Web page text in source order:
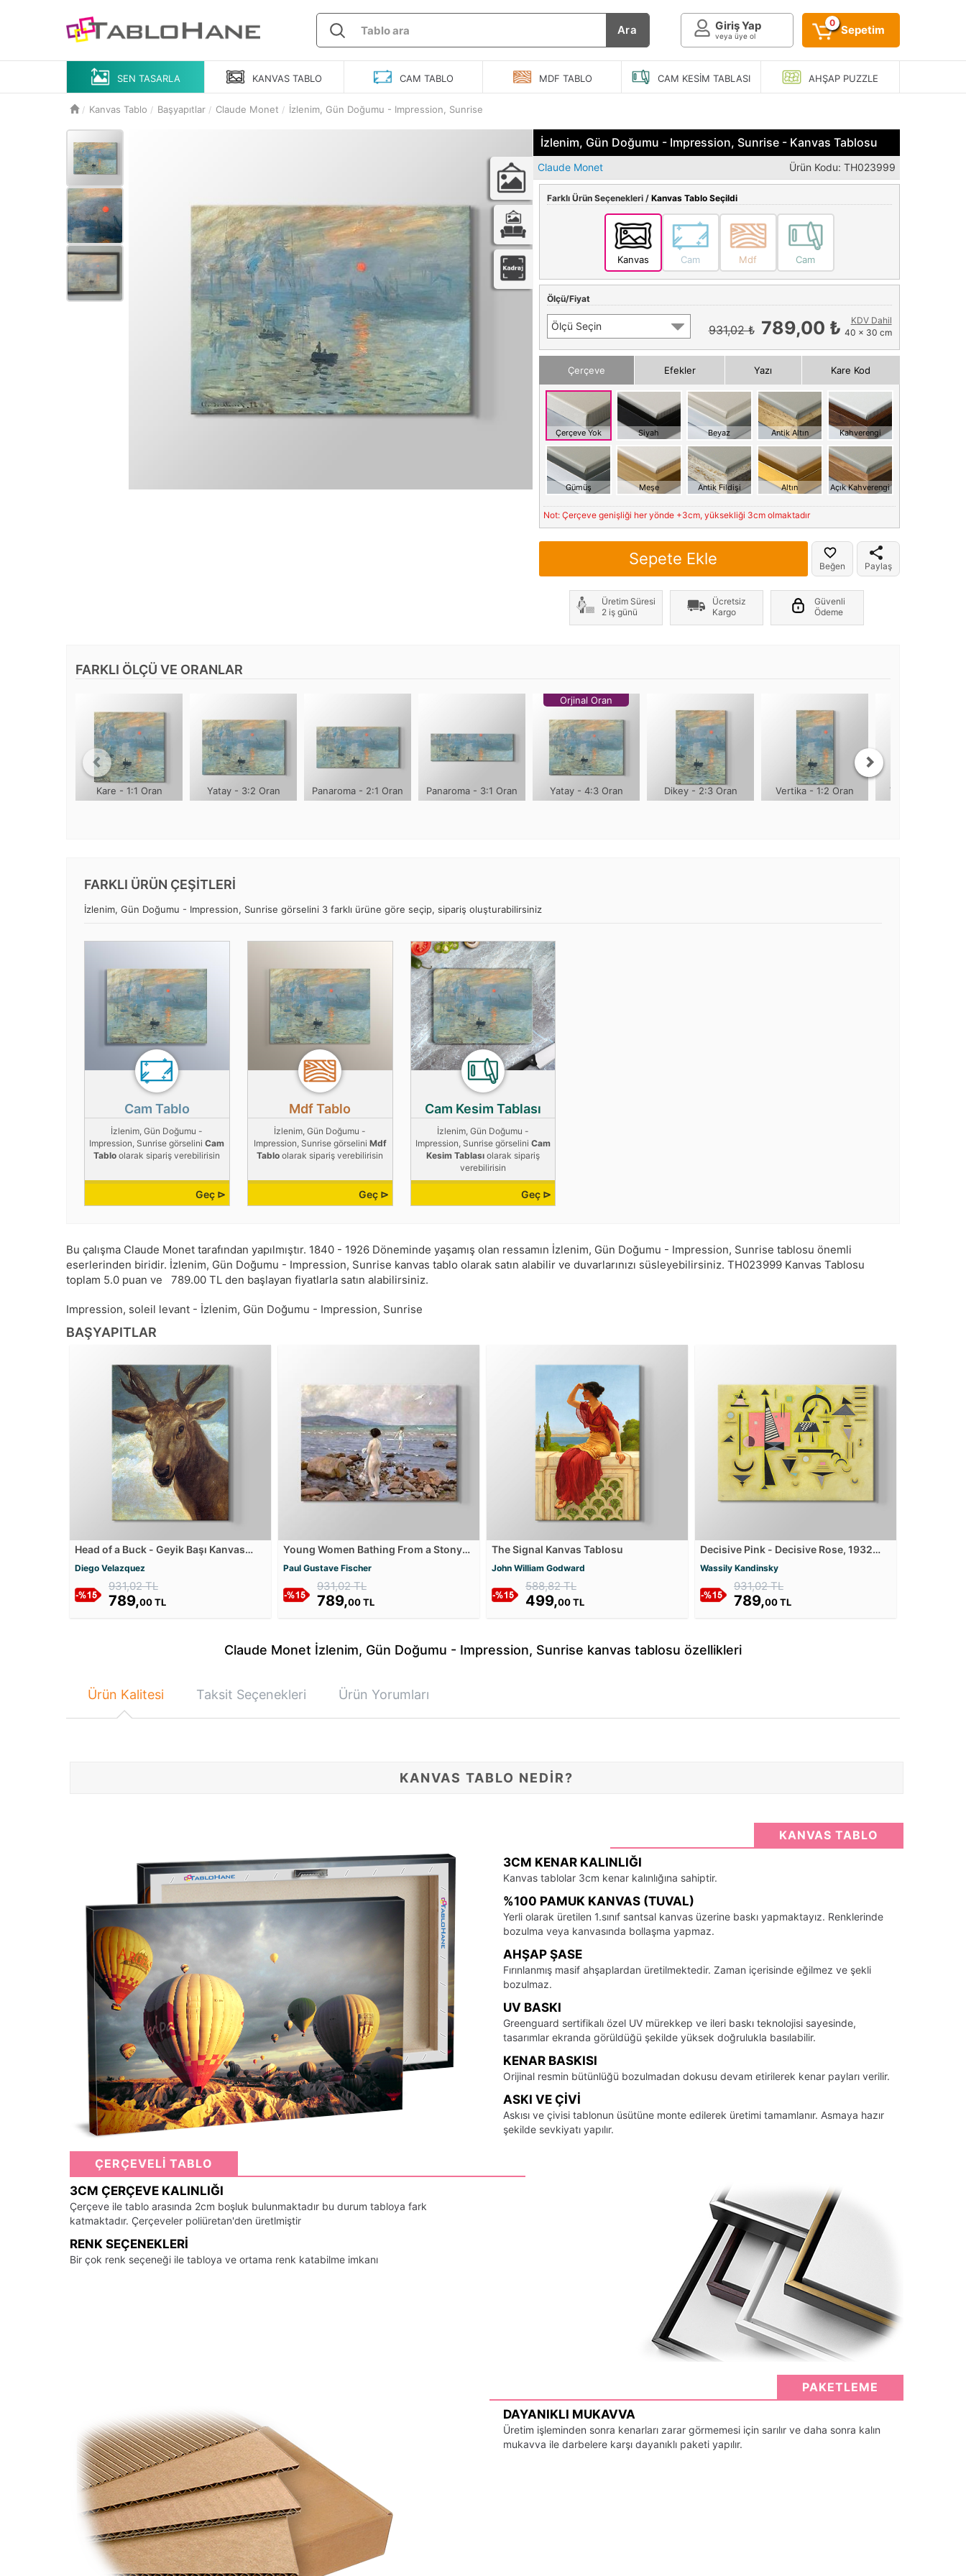
Ara Giriş Yap
veya üye ol
0
Sepetim
SEN TASARLA KANVAS TABLO CAM TABLO MDF TABLO CAM KESIM TABLASI AHŞAPPUZZLE
Kanvas Tablo Başyapıtlar Claude Monet İzlenim, Gün Doğumu - Impression, Sunrise
İzlenim, Gün Doğumu - Impression, Sunrise - Kanvas Tablosu
Claude Monet Ürün Kodu: TH023999
Farklı Ürün Seçenekleri / Kanvas Tablo Seçildi
Kanvas Cam Mdf Cam
Ölçü/Fiyat
Ölçü Seçin 931,02 ₺ 789,00 ₺
KDV Dahil
40 x 30 cm
Çerçeve Efekler Yazı Kare Kod
Çerçeve Yok Siyah Beyaz Antik Altın Kahverengi
Gümüş Meşe Antik Fildişi Altın Açık Kahverengi
Not: Çerçeve genişliği her yönde +3cm, yüksekliği 3cm olmaktadır
Sepete Ekle Beğen Paylaş
Üretim Süresi
2 iş günü
Ücretsiz
Kargo
Güvenli
Ödeme
FARKLI ÖLÇÜ VE ORANLAR
Kare - 1:1 Oran Yatay - 3:2 Oran Panaroma - 2:1 Oran Panaroma - 3:1 Oran
Orjinal Oran
Yatay - 4:3 Oran Dikey - 2:3 Oran Vertika - 1:2 Oran Vertika - 1:3
FARKLI ÜRÜN ÇEŞİTLERİ
İzlenim, Gün Doğumu - Impression, Sunrise görselini 3 farklı ürüne göre seçip, sipariş oluşturabilirsiniz
Cam Tablo
İzlenim, Gün Doğumu -
Impression, Sunrise görseliniCam
Tablo olarak sipariş verebilirisin
Geç ⊳
Mdf Tablo
İzlenim, Gün Doğumu -
Impression, Sunrise görselini Mdf
Tablo olarak sipariş verebilirisin
Geç ⊳
Cam Kesim Tablası
İzlenim, Gün Doğumu -
Impression, Sunrise görselini Cam
Kesim Tablasıolarak sipariş
verebilirisin
Geç ⊳
Bu çalışma Claude Monet tarafından yapılmıştır. 1840 - 1926 Döneminde yaşamış olan ressamın İzlenim, Gün Doğumu - Impression, Sunrise tablosu önemli
eserlerinden biridir. İzlenim, Gün Doğumu - Impression, Sunrise kanvas tablo olarak satın alabilir ve duvarlarınızı süsleyebilirsiniz. TH023999 Kanvas Tablosu
toplam 5.0 puan ve 789.00 TL den başlayan fiyatlarla satın alabilirsiniz.
Impression, soleil levant - İzlenim, Gün Doğumu - Impression, Sunrise
BAŞYAPITLAR
Head of a Buck - Geyik Başı Kanvas
Tablosu
Diego Velazquez
931,02 TL
789,00 TL
Young Women Bathing From a Stony
Beach Kanvas Tablosu
Paul Gustave Fischer
931,02 TL
789,00 TL
The Signal Kanvas Tablosu
John William Godward
588,82 TL
499,00 TL
Decisive Pink - Decisive Rose, 1932
Kanvas Tablosu
Wassily Kandinsky
931,02 TL
789,00 TL
Claude Monet İzlenim, Gün Doğumu - Impression, Sunrise kanvas tablosu özellikleri
Ürün Kalitesi Taksit Seçenekleri Ürün Yorumları
KANVAS TABLO NEDİR?
KANVAS TABLO
3CM KENAR KALINLIĞI
Kanvas tablolar 3cm kenar kalınlığına sahiptir.
%100 PAMUK KANVAS (TUVAL)
Yerli olarak üretilen 1.sınıf santsal kanvas üzerine baskı yapmaktayız. Renklerinde
bozulma veya kanvasında bollaşma yapmaz.
AHŞAP ŞASE
Fırınlanmış masif ahşaplardan üretilmektedir. Zaman içerisinde eğilmez ve şekli
bozulmaz.
UV BASKI
Greenguard sertifikalı özel UV mürekkep ve ileri baskı teknolojisi sayesinde,
tasarımlar ekranda görüldüğü şekilde yüksek doğrulukla basılabilir.
KENAR BASKISI
Orijinal resmin bütünlüğü bozulmadan dokusu devam etirilerek kenar payları verilir.
ASKI VE ÇIVI
Askısı ve çivisi tablonun üsütüne monte edilerek üretimi tamamlanır. Asmaya hazır
şekilde sevkiyatı yapılır.
ÇERÇEVELİ TABLO
3CM ÇERÇEVE KALINLIĞI
Çerçeve ile tablo arasında 2cm boşluk bulunmaktadır bu durum tabloya fark
katmaktadır. Çerçeveler poliüretan'den üretlmiştir
RENK SEÇENEKLERI
Bir çok renk seçeneği ile tabloya ve ortama renk katabilme imkanı
PAKETLEME
DAYANIKLI MUKAVVA
Üretim işleminden sonra kenarları zarar görmemesi için sarılır ve daha sonra kalın
mukavva ile darbelere karşı dayanıklı paketi yapılır.